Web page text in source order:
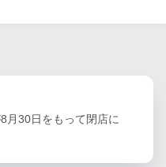
月30日をもって閉店に